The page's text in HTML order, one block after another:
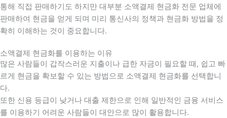
통해 직접 판매하기도 하지만 대부분 소액결제 현금화 전문 업체에
판매하여 현금을 얻게 되며 미리 통신사의 정책과 현금화 방법을 정
확히 이해하는 것이 중요합니다.
소액결제 현금화를 이용하는 이유
많은 사람들이 갑작스러운 지출이나 급한 자금이 필요할 때 , 쉽고 빠
르게 현금을 확보할 수 있는 방법으로 소액결제 현금화를 선택합니
다.
또한 신용 등급이 낮거나 대출 제한으로 인해 일반적인 금융 서비스
를 이용하기 어려운 사람들이 대안으로 많이 활용합니다.